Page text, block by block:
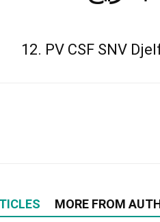
12. PV CSF SNV
MORE FROM